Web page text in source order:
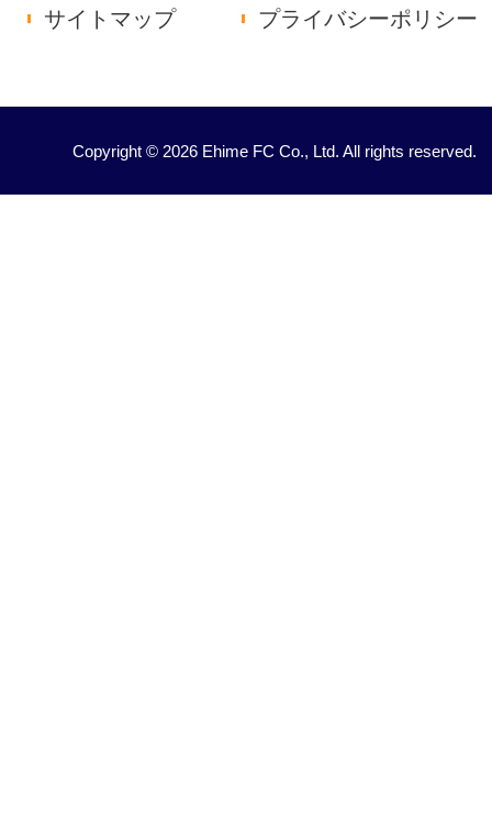
サイトマップ
プライバシーポリシー
Copyright © 2026 Ehime FC Co., Ltd. All rights reserved.